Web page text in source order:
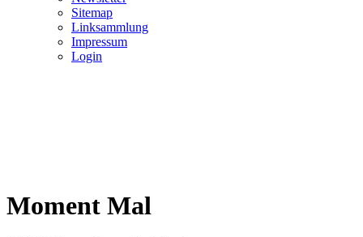
Sitemap
Linksammlung
Impressum
Login
Moment Mal